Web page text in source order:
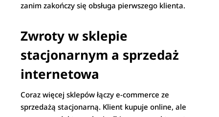
zanim zakończy się obsługa pierwszego klienta.
Zwroty w sklepie
stacjonarnym a sprzedaż
internetowa
Coraz więcej sklepów łączy e-commerce ze
sprzedażą stacjonarną. Klient kupuje online, ale